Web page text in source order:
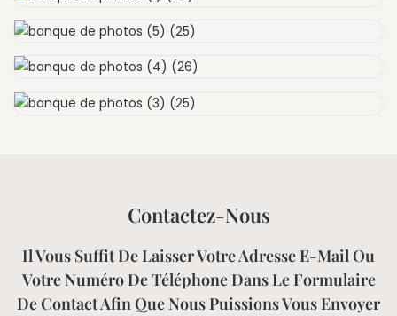
Contactez-Nous
Il Vous Suffit De Laisser Votre Adresse E-Mail Ou
Votre Numéro De Téléphone Dans Le Formulaire
De Contact Afin Que Nous Puissions Vous Envoyer